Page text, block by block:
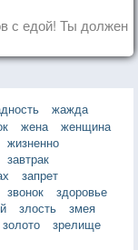
с едой! Ты должен
жажда
жена
женщина
жизненно
завтрак
запрет
звонок
здоровье
злость
змея
золото
зрелище